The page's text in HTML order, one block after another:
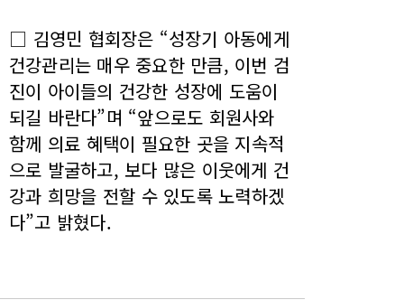
□ 김영민 협회장은 “성장기 아동에게
건강관리는 매우 중요한 만큼, 이번 검
진이 아이들의 건강한 성장에 도움이
되길 바란다”며 “앞으로도 회원사와
함께 의료 혜택이 필요한 곳을 지속적
으로 발굴하고, 보다 많은 이웃에게 건
강과 희망을 전할 수 있도록 노력하겠
다”고 밝혔다.